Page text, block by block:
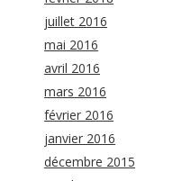
juillet 2016
mai 2016
avril 2016
mars 2016
février 2016
janvier 2016
décembre 2015